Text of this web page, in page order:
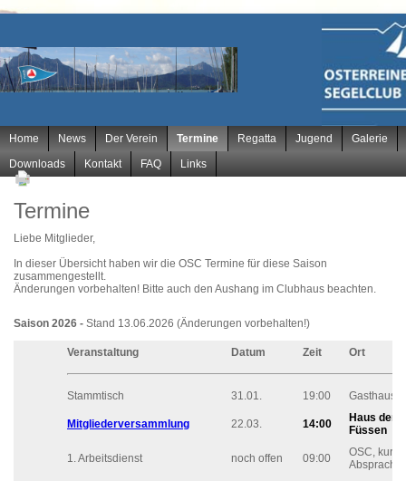
Navigation
überspringen
Home News Der Verein Termine Regatta Jugend
Galerie
Downloads
Kontakt FAQ Links
Termine
Liebe Mitglieder,
In dieser Übersicht haben wir die OSC Termine für diese Saison
zusammengestellt.
Änderungen vorbehalten! Bitte auch den Aushang im Clubhaus beachten.
Saison 2026 - Stand 13.06.2026 (Änderungen vorbehalten!)
Veranstaltung Datum Zeit Ort
Stammtisch 31.01. 19:00 Gasthaus
Mitgliederversammlung 22.03. 14:00
Haus der
Füssen
1. Arbeitsdienst noch offen 09:00
OSC,
Absprache